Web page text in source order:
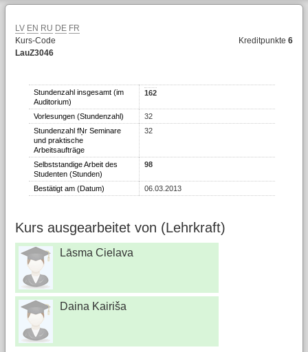
LV EN RU DE FR
Kurs-Code
LauZ3046
Kreditpunkte6
Stundenzahl insgesamt (im
Auditorium)
162
Vorlesungen (Stundenzahl)
32
Stundenzahl fŅr Seminare
und praktische
Arbeitsaufträge
32
Selbststandige Arbeit des
Studenten (Stunden)
98
Bestätigt am (Datum) 06.03.2013
Kurs ausgearbeitet von (Lehrkraft)
Lāsma Cielava
Daina Kairiša